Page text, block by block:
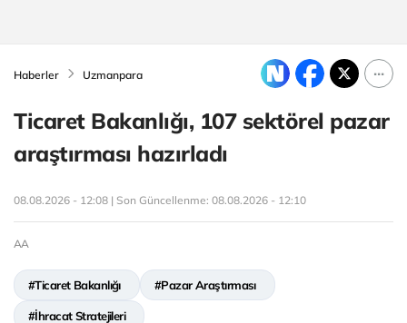
Haberler Uzmanpara
Ticaret Bakanlığı, 107 sektörel pazar
araştırması hazırladı
08.08.2026 - 12:08 | Son Güncellenme: 08.08.2026 - 12:10
AA
#Ticaret Bakanlığı #Pazar Araştırması
#İhracat Stratejileri